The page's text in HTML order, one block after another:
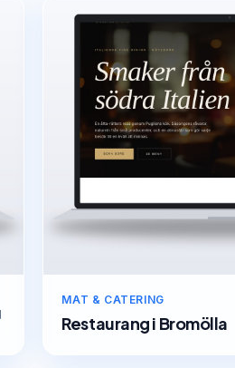
MAT & CATERING
Restaurangi Bromölla